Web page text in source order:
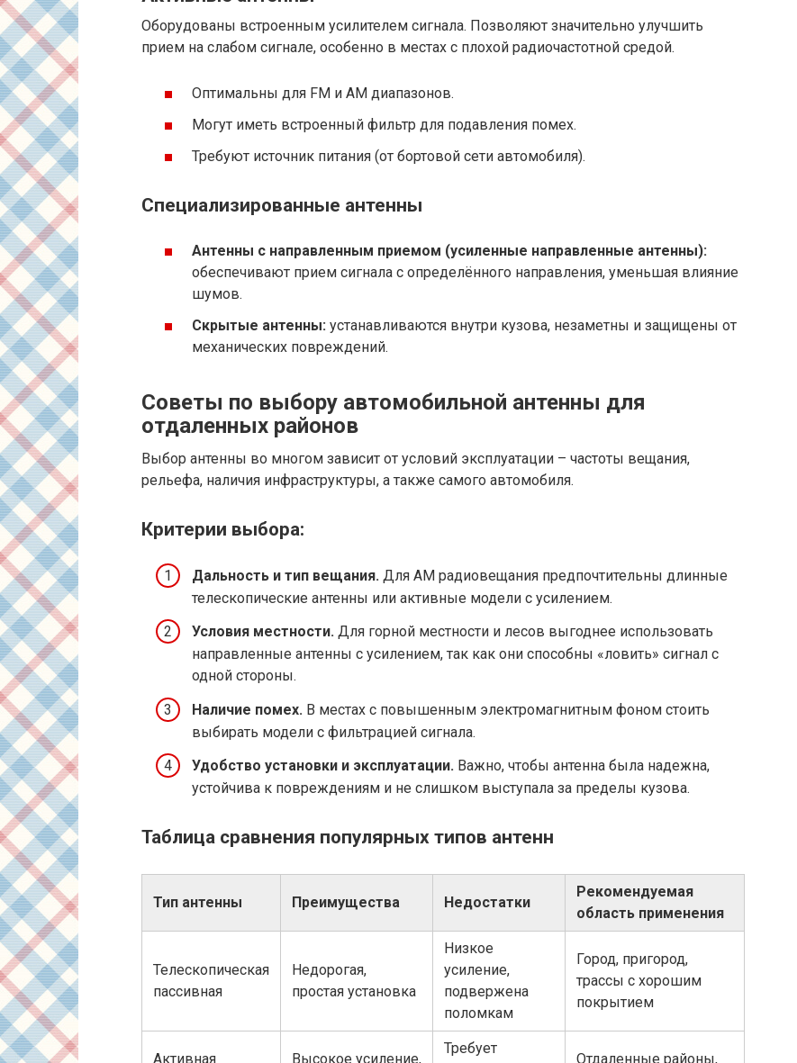
Оборудованы встроенным усилителем сигнала. Позволяют значительно улучшить
прием на слабом сигнале, особенно в местах с плохой радиочастотной средой.
Оптимальны для FM и AM диапазонов.
Могут иметь встроенный фильтр для подавления помех.
Требуют источник питания (от бортовой сети автомобиля).
Специализированные антенны
Антенны с направленным приемом (усиленные направленные антенны):
обеспечивают прием сигнала с определённого направления, уменьшая влияние
шумов.
Скрытые антенны: устанавливаются внутри кузова, незаметны и защищены от
механических повреждений.
Советы по выбору автомобильной антенны для
отдаленных районов
Выбор антенны во многом зависит от условий эксплуатации – частоты вещания,
рельефа, наличия инфраструктуры, а также самого автомобиля.
Критерии выбора:
Дальность и тип вещания. Для AM радиовещания предпочтительны длинные
телескопические антенны или активные модели с усилением.
Условия местности. Для горной местности и лесов выгоднее использовать
направленные антенны с усилением, так как они способны «ловить» сигнал с
одной стороны.
Наличие помех. В местах с повышенным электромагнитным фоном стоить
выбирать модели с фильтрацией сигнала.
Удобство установки и эксплуатации. Важно, чтобы антенна была надежна,
устойчива к повреждениям и не слишком выступала за пределы кузова.
Таблица сравнения популярных типов антенн
Тип антенны Преимущества Недостатки
Рекомендуемая
область применения
Телескопическая
пассивная
Недорогая,
простая установка
Низкое
усиление,
подвержена
поломкам
Город, пригород,
трассы с хорошим
покрытием
Активная Высокое усиление,
Требует
Отдаленные районы,